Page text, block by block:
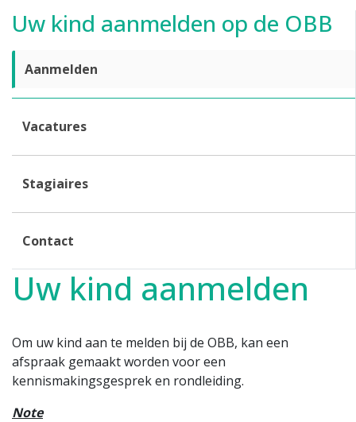
Uw kind aanmelden op de OBB
Aanmelden
Vacatures
Stagiaires
Contact
Uw kind aanmelden
Om uw kind aan te melden bij de OBB, kan een
afspraak gemaakt worden voor een
kennismakingsgesprek en rondleiding.
Note